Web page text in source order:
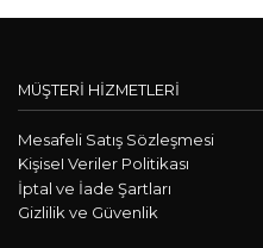
MÜŞTERİ HİZMETLERİ
Mesafeli Satış Sözleşmesi
KişiseI Veriler Politikası
İptal ve İade Şartları
Gizlilik ve Güvenlik